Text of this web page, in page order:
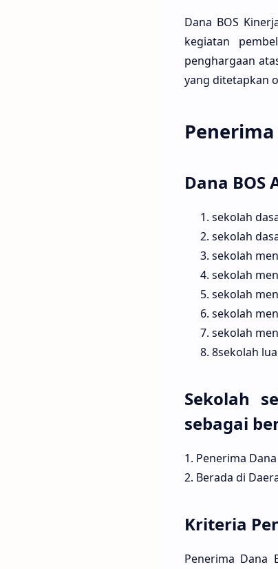
Dana BOS
kegiatan
penghargaan
yang ditetapkan
Dana
sekolah
sekolah
sekolah
sekolah
sekolah
sekolah
sekolah
8sekolah
Sekolah
sebagai
1. Penerima
2. Berada di
Kriteria
Penerima Dana